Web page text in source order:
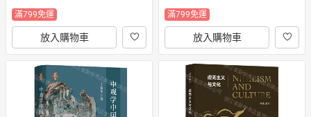
滿799免運
放入購物車
滿799免運
放入購物車